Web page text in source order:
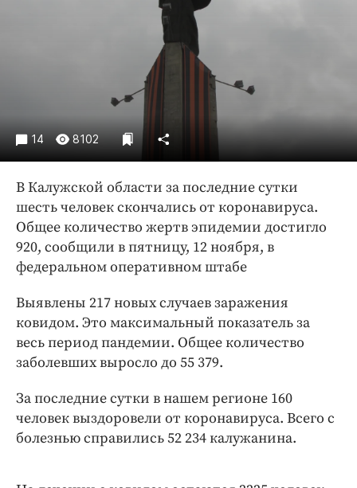
Экономика и бизнес
ПРОЕКТЫ
Блоги
Издания
Медиаперсона
Интересное чтиво
Клиника года
Бренд года
14 8102
В Калужской области за последние сутки
шесть человек скончались от коронавируса.
Общее количество жертв эпидемии достигло
920, сообщили в пятницу, 12 ноября, в
федеральном оперативном штабе
Выявлены 217 новых случаев заражения
ковидом. Это максимальный показатель за
весь период пандемии. Общее количество
заболевших выросло до 55 379.
За последние сутки в нашем регионе 160
человек выздоровели от коронавируса. Всего с
болезнью справились 52 234 калужанина.